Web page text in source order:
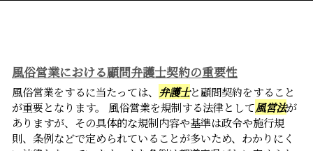
風俗営業における顧問弁護士契約の重要性
風俗営業をするに当たっては、 弁護士と顧問契約をすること
が重要となります。 風俗営業を規制する法律として風営法が
ありますが、その具体的な規制内容や基準は政令や施行規
則、条例などで定められていることが多いため、わかりにく